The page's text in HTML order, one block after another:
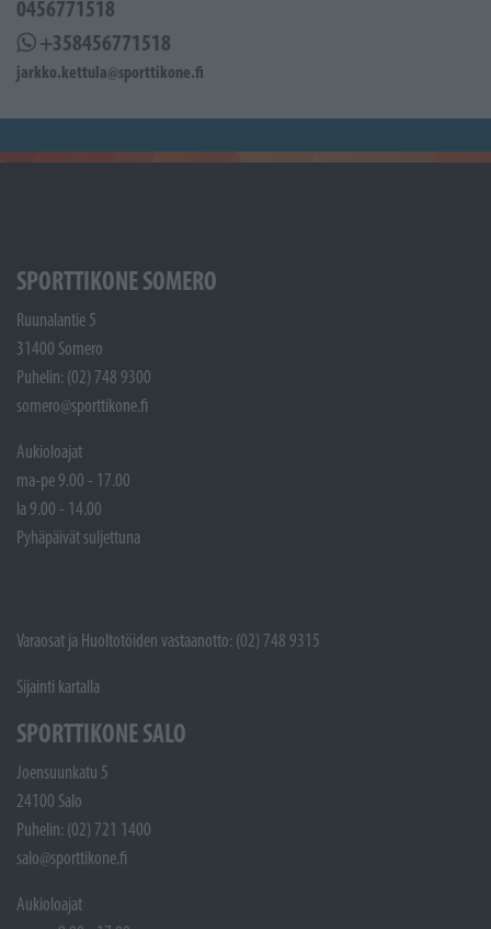
0456771518
+358456771518
jarkko.kettula@sporttikone.fi
SPORTTIKONE SOMERO
Ruunalantie 5
31400 Somero
Puhelin: (02) 748 9300
somero@sporttikone.fi
Aukioloajat
ma-pe 9.00 - 17.00
la 9.00 - 14.00
Pyhäpäivät suljettuna
Varaosat ja Huoltotöiden vastaanotto: (02) 748 9315
Sijainti kartalla
SPORTTIKONE SALO
Joensuunkatu 5
24100 Salo
Puhelin: (02) 721 1400
salo@sporttikone.fi
Aukioloajat